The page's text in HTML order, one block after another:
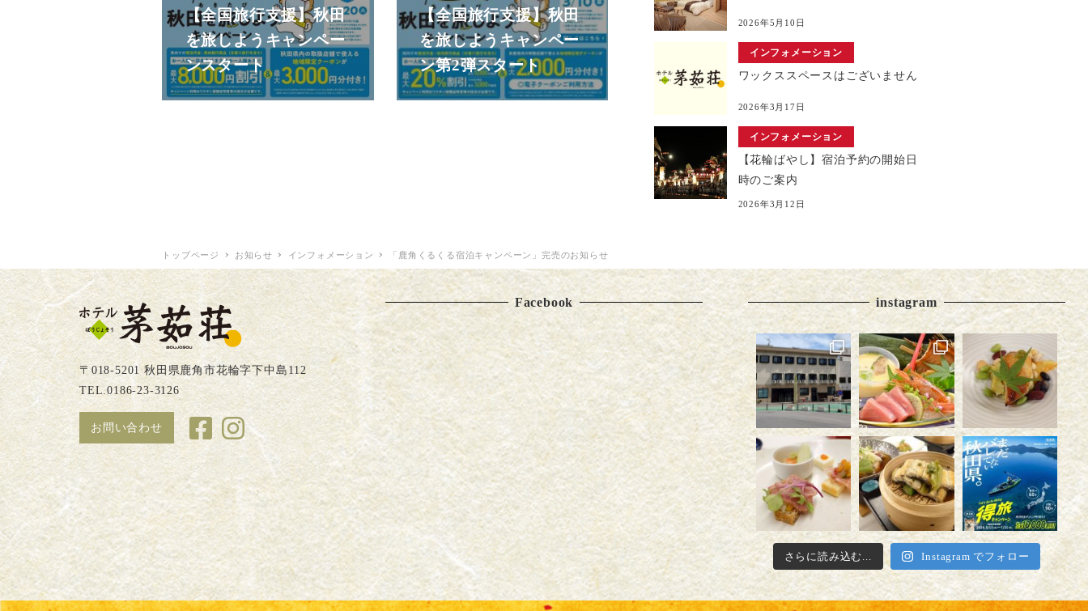
【全国旅行支援】秋田
を旅しようキャンペー
ンスタート
【全国旅行支援】秋田
を旅しようキャンペー
ン第2弾スタート
2026年5月10日
インフォメーション
ワックススペースはございません
2026年3月17日
インフォメーション
【花輪ばやし】宿泊予約の開始日
時のご案内
2026年3月12日
トップページ お知らせ インフォメーション 「鹿角くるくる宿泊キャンペーン」完売のお知らせ
〒018-5201 秋田県鹿角市花輪字下中島112
TEL.0186-23-3126
お問い合わせ
Facebook instagram
さらに読み込む... Instagram でフォロー